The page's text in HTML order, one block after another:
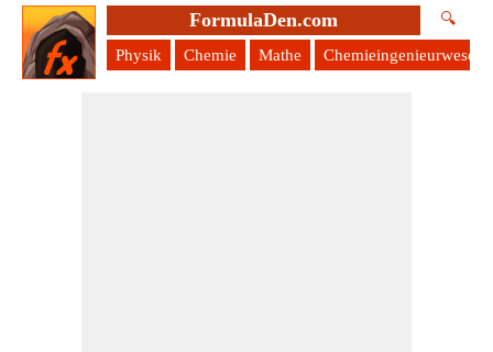
FormulaDen.com 🔍
Physik Chemie Mathe Chemieingenieurwesen